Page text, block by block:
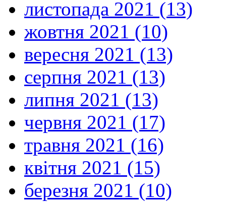
листопада 2021 (13)
жовтня 2021 (10)
вересня 2021 (13)
серпня 2021 (13)
липня 2021 (13)
червня 2021 (17)
травня 2021 (16)
квітня 2021 (15)
березня 2021 (10)